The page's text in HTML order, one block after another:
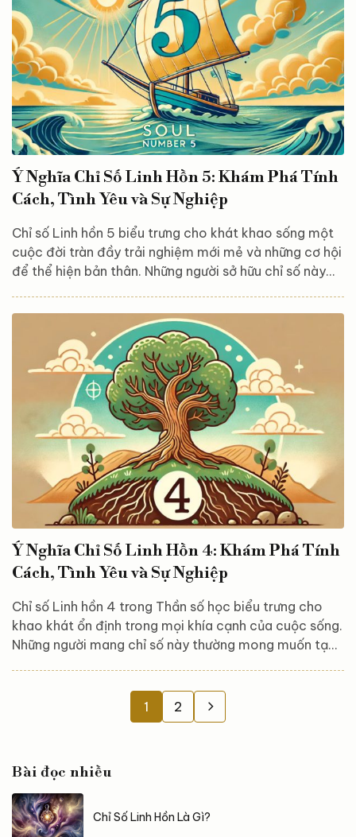
gì? Chỉ số...
Ý Nghĩa Chỉ Số Linh Hồn 5: Khám Phá Tính
Cách, Tình Yêu và Sự Nghiệp
Chỉ số Linh hồn 5 biểu trưng cho khát khao sống một
cuộc đời tràn đầy trải nghiệm mới mẻ và những cơ hội
để thể hiện bản thân. Những người sở hữu chỉ số này
cá nhân của mình. Bài viết dưới đây sẽ cung cấp cho
bạn những thông tin chi tiết về ý nghĩa của chỉ số Linh
hồn 5, cũng như đặc điểm nổi bật của những người
mang con số này. Hãy...
Ý Nghĩa Chỉ Số Linh Hồn 4: Khám Phá Tính
Cách, Tình Yêu và Sự Nghiệp
Chỉ số Linh hồn 4 trong Thần số học biểu trưng cho
khao khát ổn định trong mọi khía cạnh của cuộc sống.
Những người mang chỉ số này thường mong muốn tạo
kết trong cả tình yêu lẫn sự nghiệp. Trong bài viết dưới
đây, mời bạn cùng khám phá ý nghĩa chi tiết của chỉ
1 2
Bài đọc nhiều
Chỉ Số Linh Hồn Là Gì?